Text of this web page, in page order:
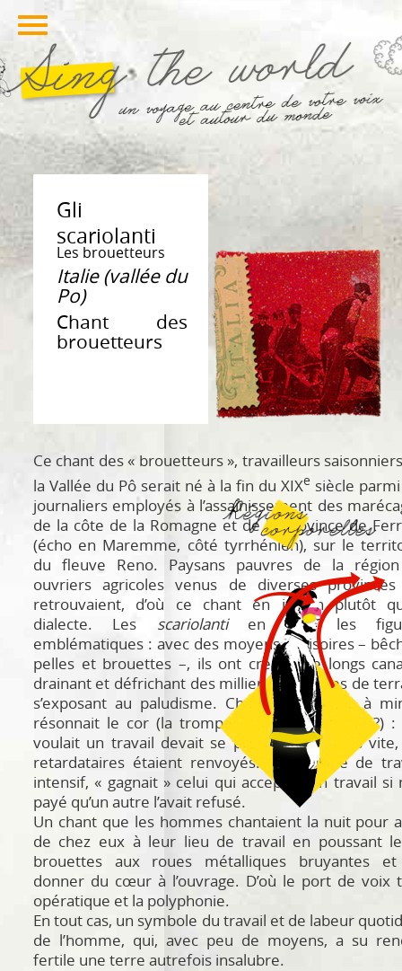
Gli
scariolanti
Les brouetteurs
Italie (vallée du
Po)
Chant des
brouetteurs
Ce chant des « brouetteurs », travailleurs
la Vallée du Pô serait né à la fin du XIXe siècle
journaliers employés à l’assainissement des
de la côte de la Romagne et de la province de
(écho en Maremme, côté tyrrhénien), sur le
du fleuve Reno. Paysans pauvres de la
ouvriers agricoles venus de diverses provinces
retrouvaient, d’où ce chant en italien plutôt
dialecte. Les scariolantien sont les
emblématiques : avec des moyens dérisoires –
pelles et brouettes –, ils ont creusé de longs
drainant et défrichant des milliers d’hectares de
s’exposant au paludisme. Chaque dimanche à
résonnait le cor (la trompe ?
corno?tromba?) :
voulait un travail devait se présenter au plus
retardataires étaient renvoyés. En période de
intensif, « gagnait » celui qui acceptait un travail si
payé qu’un autre l’avait refusé.
Un chant que les hommes chantaient la nuit pour
de chez eux à leur lieu de travail en poussant
brouettes aux roues métalliques bruyantes
donner du cœur à l’ouvrage. D’où le port de voix
opératique et la polyphonie.
En tout cas, un symbole du travail et de labeur
de l’homme, qui, avec peu de moyens, a su
fertile une terre autrefois insalubre.